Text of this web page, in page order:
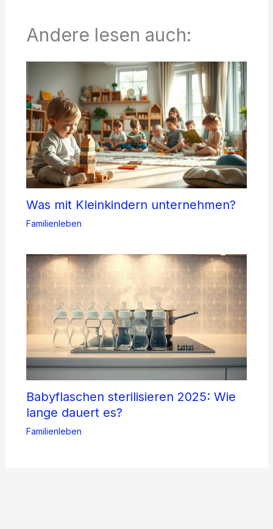
Andere lesen auch:
Was mit Kleinkindern unternehmen?
Familienleben
Babyflaschen sterilisieren 2025: Wie
lange dauert es?
Familienleben